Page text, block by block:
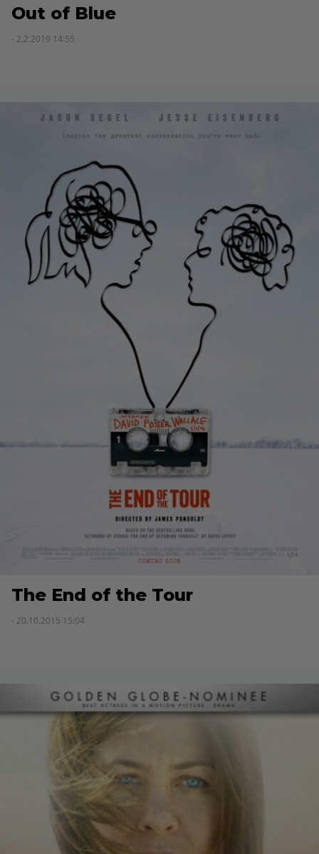
Out of Blue
- 2.2.2019 14:55
The End of the Tour
- 20.10.2015 15:04